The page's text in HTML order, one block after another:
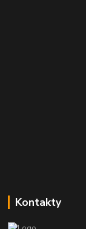
Kontakty